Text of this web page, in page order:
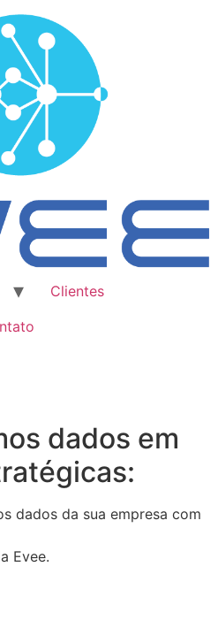
Clientes
dados em
dados da sua empresa com
Evee.